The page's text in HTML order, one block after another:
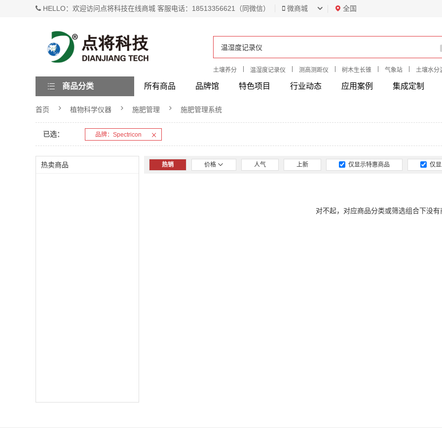
HELLO：欢迎访问点将科技在线商城 客服电话：18513356621（同微信） 微商城 全国
土壤养分 温湿度记录仪 测高测距仪 树木生长锥 气象站 土壤水分
所有商品 品牌馆 特色项目 行业动态 应用案例 集成定制
商品分类
首页 植物科学仪器 施肥管理 施肥管理系统
已选： 品牌：Spectricon
热卖商品 热销 价格 人气 上新 仅显示特惠商品 仅
对不起，对应商品分类或筛选组合下没有